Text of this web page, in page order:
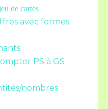
de cartes
avec formes
PS à GS
nombres